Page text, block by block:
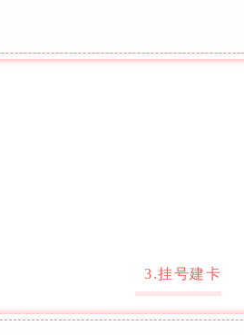
3.挂号建卡